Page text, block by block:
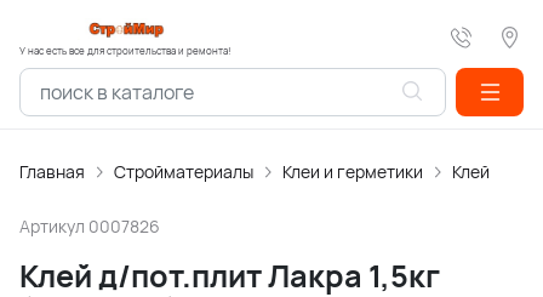
У нас есть все для строительства и ремонта!
Главная Стройматериалы Клеи и герметики Клей
Артикул 0007826
Клей д/пот.плит Лакра 1,5кг